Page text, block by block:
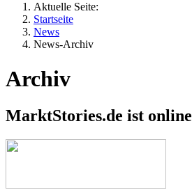
Aktuelle Seite:
Startseite
News
News-Archiv
Archiv
MarktStories.de ist online